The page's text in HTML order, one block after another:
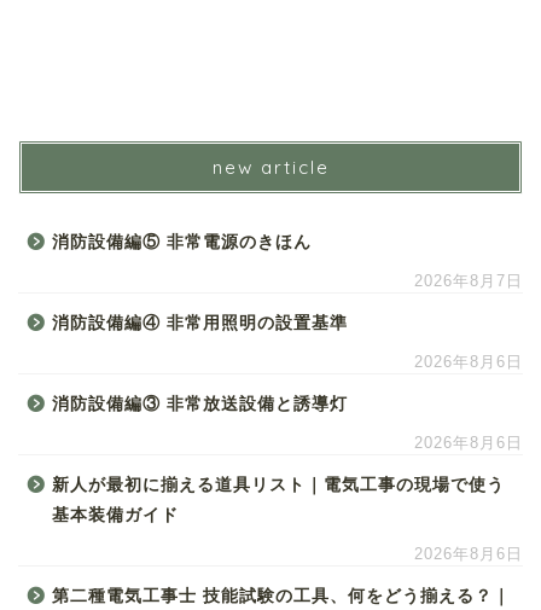
new article
消防設備編⑤ 非常電源のきほん
2026年8月7日
消防設備編④ 非常用照明の設置基準
2026年8月6日
消防設備編③ 非常放送設備と誘導灯
2026年8月6日
新人が最初に揃える道具リスト｜電気工事の現場で使う
基本装備ガイド
2026年8月6日
第二種電気工事士 技能試験の工具、何をどう揃える？｜